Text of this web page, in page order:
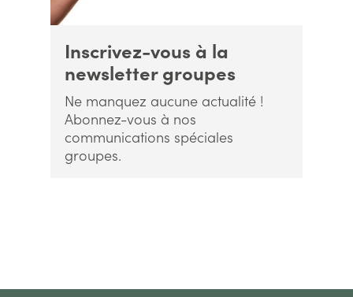
Inscrivez-vous à la
newsletter groupes
Ne manquez aucune actualité !
Abonnez-vous à nos
communications spéciales
groupes.